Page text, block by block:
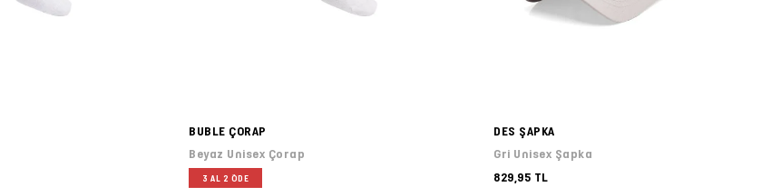
BUBLE ÇORAP
Beyaz Unisex Çorap
3 AL 2 ÖDE
DES ŞAPKA
Gri Unisex Şapka
829,95 TL